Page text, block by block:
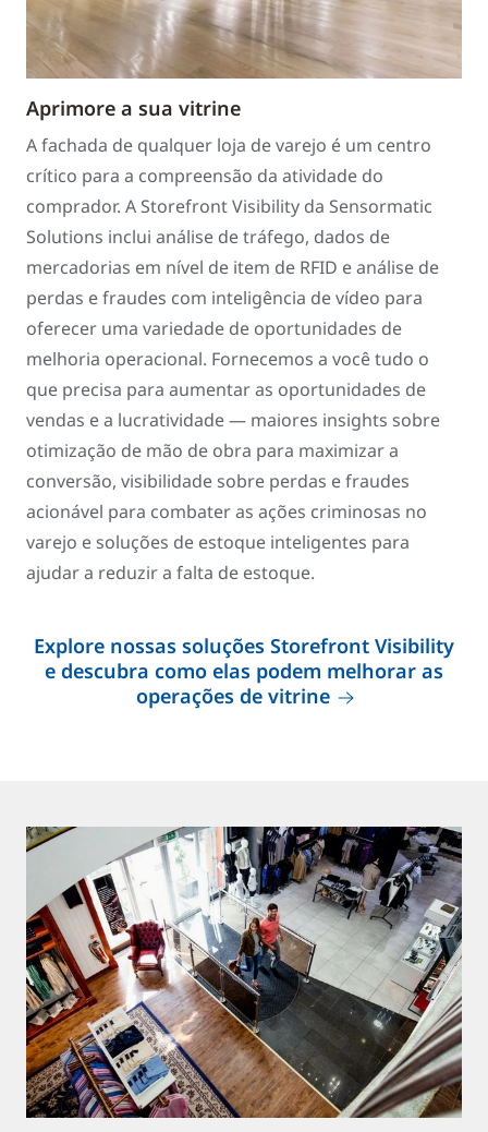
Aprimore a sua vitrine
A fachada de qualquer loja de varejo é um centro
crítico para a compreensão da atividade do
comprador. A Storefront Visibility da Sensormatic
Solutions inclui análise de tráfego, dados de
mercadorias em nível de item de RFID e análise de
perdas e fraudes com inteligência de vídeo para
oferecer uma variedade de oportunidades de
melhoria operacional. Fornecemos a você tudo o
que precisa para aumentar as oportunidades de
vendas e a lucratividade — maiores insights sobre
otimização de mão de obra para maximizar a
conversão, visibilidade sobre perdas e fraudes
acionável para combater as ações criminosas no
varejo e soluções de estoque inteligentes para
ajudar a reduzir a falta de estoque.
Explore nossas soluções Storefront Visibility
e descubra como elas podem melhorar as
operações de vitrine